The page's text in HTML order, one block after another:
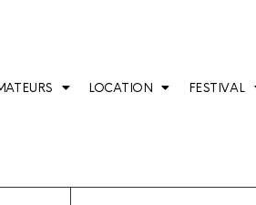
LOCATION FESTIVAL